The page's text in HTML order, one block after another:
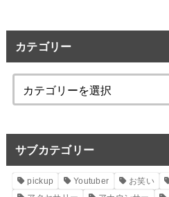
カテゴリー
サブカテゴリー
pickup Youtuber お笑い